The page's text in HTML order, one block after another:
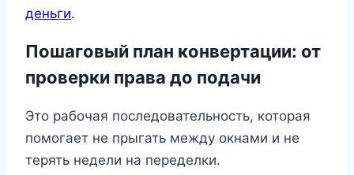
деньги.
Пошаговый план конвертации: от
проверки права до подачи
Это рабочая последовательность, которая
помогает не прыгать между окнами и не
терять недели на переделки.